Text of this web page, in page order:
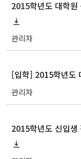
2015학년도 대학원
관리자
[입학] 2015학년도
관리자
2015학년도 신입생